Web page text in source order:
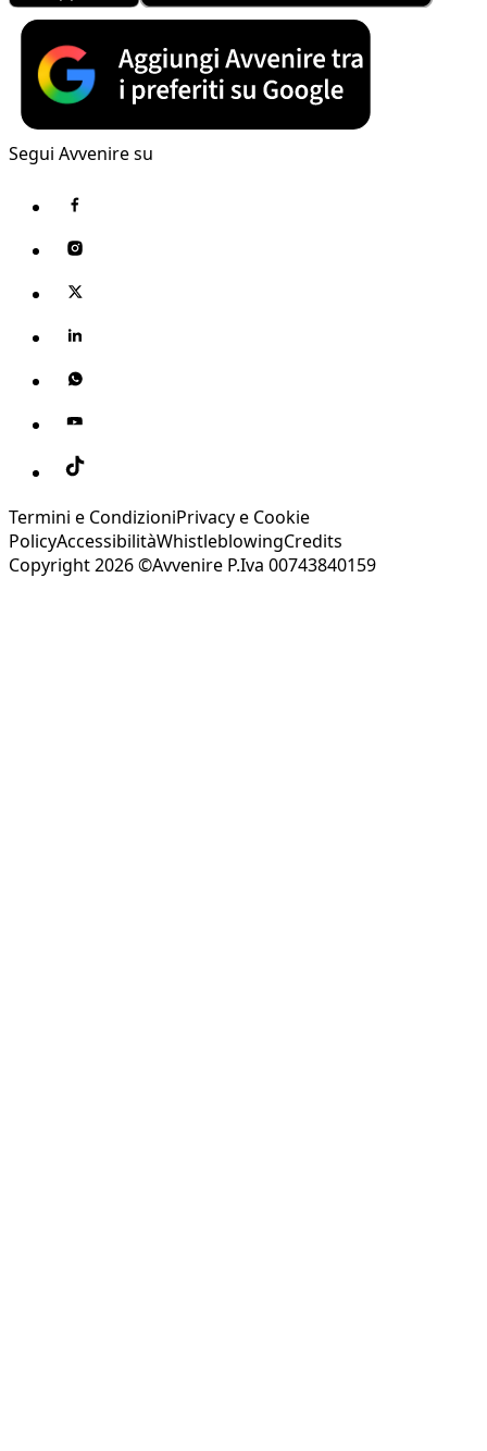
Segui Avvenire su
Termini e CondizioniPrivacy e Cookie
PolicyAccessibilitàWhistleblowingCredits
Copyright 2026 ©Avvenire P.Iva 00743840159